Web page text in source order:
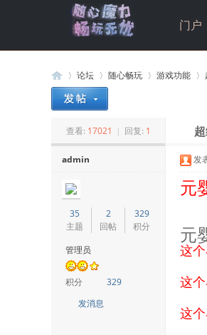
门户
»
论坛
›
随心畅玩
›
游戏功能
查看: 17021 | 回复: 1
admin
35
主题
2
回帖
329
积分
管理员
积分
329
发消息
发
元
元
这
这
这